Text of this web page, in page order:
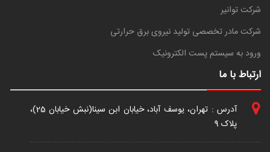
شرکت توانیر
شرکت مادر تخصصی تولید نیروی برق حرارتی
ورود به سیستم پست الکترونیک
ارتباط با ما
آدرس : تهران، یوسف آباد، خیابان ابن سینا(نبش خیابان 25)،
پلاک 9